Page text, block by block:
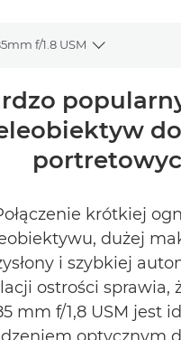
f/1.8 USM
Toggle
krótkiej
dużej
i szybkiej
ostrości sprawia,
mm f/1,8 USM jest